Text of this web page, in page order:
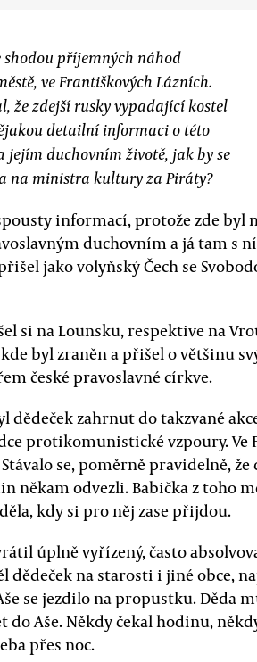
shodou příjemných náhod
ve Františkových Lázních.
že zdejší rusky vypadající kostel
detailní informaci o této
duchovním životě, jak by se
na ministra kultury za Piráty?
informací, protože zde byl
duchovním a já tam s
jako volyňský Čech se
si na Lounsku, respektive na
byl zraněn a přišel o většinu
české pravoslavné církve.
dědeček zahrnut do takzvané
protikomunistické vzpoury. Ve
se, poměrně pravidelně,
někam odvezli. Babička z toho
kdy si pro něj zase přijdou.
úplně vyřízený, často
dědeček na starosti i jiné obce,
se jezdilo na propustku. Děda
do Aše. Někdy čekal hodinu,
přes noc.